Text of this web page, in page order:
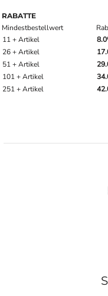
RABATTE
Mindestbestellwert
11 + Artikel
26 + Artikel
51 + Artikel
101 + Artikel
251 + Artikel